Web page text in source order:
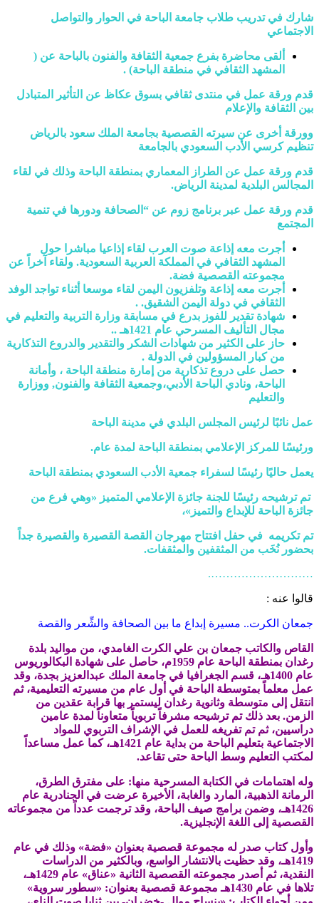
شارك في تدريب طلاب جامعة الباحة في الحوار والتواصل
الاجتماعي
ألقى محاضرة بفرع جمعية الثقافة والفنون بالباحة عن (
المشهد الثقافي في منطقة الباحة) .
قدم ورقة عمل في منتدى ثقافي بسوق عكاظ عن التأثير المتبادل
بين الثقافة والإعلام
وورقة أخرى عن سيرته القصصية بجامعة الملك سعود بالرياض
تنظيم كرسي الأدب السعودي بالجامعة
قدم ورقة عمل عن الطراز المعماري بمنطقة الباحة وذلك في لقاء
المجالس البلدية لمدينة الرياض.
قدم ورقة عمل عبر برنامج زوم عن “الصحافة ودورها في تنمية
المجتمع
أجرت معه إذاعة صوت العرب لقاء إذاعيا مباشرا حول
المشهد الثقافي في المملكة العربية السعودية. ولقاء آخراً عن
مجموعته القصصية فضة.
أجرت معه إذاعة وتلفزيون اليمن لقاء موسعا أثناء تواجد الوفد
الثقافي في دولة اليمن الشقيق. .
شهادة تقدير للفوز بدرع في مسابقة وزارة التربية والتعليم في
مجال التأليف المسرحي عام 1421هـ ..
حاز على الكثير من شهادات الشكر والتقدير والدروع التذكارية
من كبار المسؤولين في الدولة .
حصل على دروع تذكارية من إمارة منطقة الباحة ، وأمانة
الباحة، ونادي الباحة الأدبي،وجمعية الثقافة والفنون, ووزارة
والتعليم
عمل نائبًا لرئيس المجلس البلدي في مدينة الباحة
ورئيسًا للمركز الإعلامي بمنطقة الباحة لمدة عام.
يعمل حاليًا رئيسًا لسفراء جمعية الأدب السعودي بمنطقة الباحة
تم ترشيحه رئيسًا للجنة جائزة الإعلامي المتميز «وهي فرع من
جائزة الباحة للإبداع والتميز»،
تم تكريمه في حفل افتتاح مهرجان القصة القصيرة والقصيرة جداً
بحضور نُخَب من المثقفين والمثقفات.
……………………….
قالوا عنه :
جمعان الكرت.. مسيرة إبداع ما بين الصحافة والشِّعر والقصة
القاص والكاتب جمعان بن علي الكرت الغامدي، من مواليد بلدة
رغدان بمنطقة الباحة عام 1959م، حاصل على شهادة البكالوريوس
عام 1400هـ، قسم الجغرافيا في جامعة الملك عبدالعزيز بجدة، وقد
عمل معلماً بمتوسطة الباحة في أول عام من مسيرته التعليمية، ثم
انتقل إلى متوسطة وثانوية رغدان ليستمر بها قرابة عقدين من
الزمن. بعد ذلك تم ترشيحه مشرفاً تربوياً متعاوناً لمدة عامين
دراسيين، ثم تم تفريغه للعمل في الإشراف التربوي للمواد
الاجتماعية بتعليم الباحة من بداية عام 1421هـ، كما عمل مساعداً
لمكتب التعليم وسط الباحة حتى تقاعد.
وله اهتمامات في الكتابة المسرحية منها: على مفترق الطرق،
الرمانة الذهبية، المارد والغابة، الأخيرة عرضت في الجنادرية عام
1426هـ، وضمن برامج صيف الباحة، وقد ترجمت عدداً من مجموعاته
القصصية إلى اللغة الإنجليزية.
وأول كتاب صدر له مجموعة قصصية بعنوان «فضة» وذلك في عام
1419هـ، وقد حظيت بالانتشار الواسع، وبالكثير من الدراسات
النقدية، ثم أصدر مجموعته القصصية الثانية «عناق» عام 1429هـ،
تلاها في عام 1430هـ مجموعة قصصية بعنوان: «سطور سروية»